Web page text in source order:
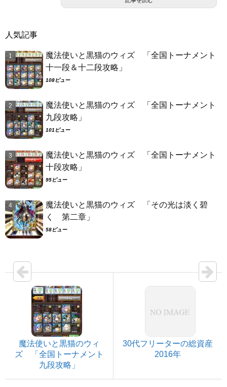
人気記事
魔法使いと黒猫のウィズ 「全国トーナメント
十一段＆十二段攻略」
108ビュー
魔法使いと黒猫のウィズ 「全国トーナメント
九段攻略」
101ビュー
魔法使いと黒猫のウィズ 「全国トーナメント
十段攻略」
95ビュー
魔法使いと黒猫のウィズ 「その光は淡く碧
く 第二章」
58ビュー
魔法使いと黒猫のウィ
ズ 「全国トーナメント
九段攻略」
30代フリーターの総資産
2016年